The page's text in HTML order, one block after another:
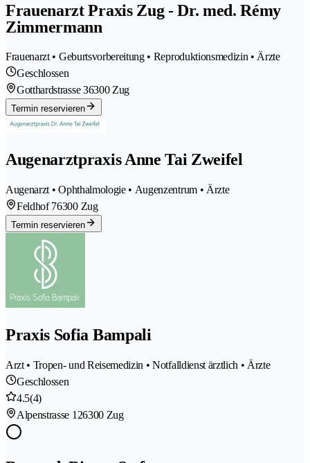
Frauenarzt Praxis Zug - Dr. med. Rémy
Zimmermann
Frauenarzt • Geburtsvorbereitung • Reproduktionsmedizin • Ärzte
Geschlossen
Gotthardstrasse 36300 Zug
Termin reservieren
Augenarztpraxis Anne Tai Zweifel
Augenarzt • Ophthalmologie • Augenzentrum • Ärzte
Feldhof 76300 Zug
Termin reservieren
Praxis Sofia Bampali
Arzt • Tropen- und Reisemedizin • Notfalldienst ärztlich • Ärzte
Geschlossen
4.5(4)
Alpenstrasse 126300 Zug